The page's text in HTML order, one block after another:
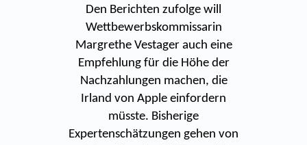
Den Berichten zufolge will
Wettbewerbskommissarin
Margrethe Vestager auch eine
Empfehlung für die Höhe der
Nachzahlungen machen, die
Irland von Apple einfordern
müsste. Bisherige
Expertenschätzungen gehen von